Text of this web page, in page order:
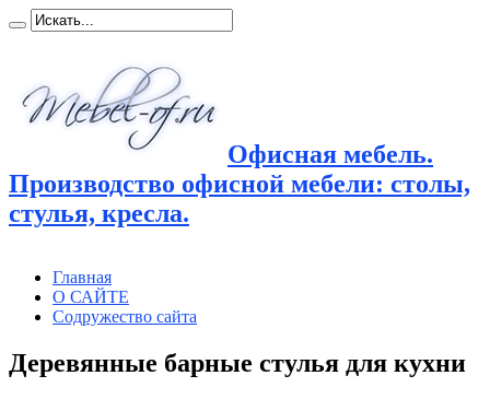
Офисная мебель.
Производство офисной мебели: столы,
стулья, кресла.
Главная
О САЙТЕ
Содружество сайта
Деревянные барные стулья для кухни